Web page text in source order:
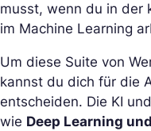
musst, wenn du in der
im Machine Learning
Um diese Suite von
kannst du dich für die
entscheiden. Die KI
wie Deep Learning